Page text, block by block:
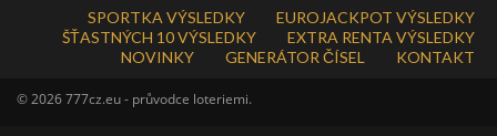
SPORTKA VÝSLEDKY
EUROJACKPOT VÝSLEDKY
ŠŤASTNÝCH 10 VÝSLEDKY
EXTRA RENTA VÝSLEDKY
NOVINKY
GENERÁTOR ČÍSEL KONTAKT
© 2026 777cz.eu - průvodce loteriemi.